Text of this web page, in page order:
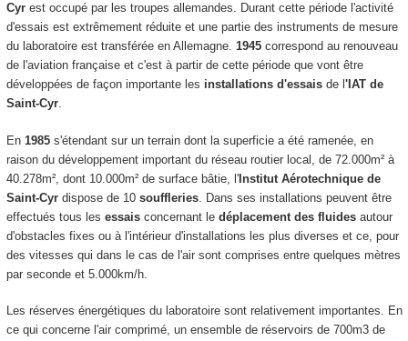
Cyrest occupé par les troupes allemandes. Durant cette période l'activité
d'essais est extrêmement réduite et une partie des instruments de mesure
du laboratoire est transférée en Allemagne. 1945correspond au renouveau
de l'aviation française et c'est à partir de cette période que vont être
développées de façon importante les installations d'essaisde l 'IAT de
Saint-Cyr.
En 1985 s'étendant sur un terrain dont la superficie a été ramenée, en
raison du développement important du réseau routier local, de 72.000m² à
40.278m², dont 10.000m² de surface bâtie, l'Institut Aérotechnique de
Saint-Cyrdispose de 10souffleries. Dans ses installations peuvent être
effectués tous les essaisconcernant le déplacement des fluidesautour
d'obstacles fixes ou à l'intérieur d'installations les plus diverses et ce, pour
des vitesses qui dans le cas de l'air sont comprises entre quelques mètres
par seconde et 5.000km/h.
Les réserves énergétiques du laboratoire sont relativement importantes. En
ce qui concerne l'air comprimé, un ensemble de réservoirs de 700m3 de